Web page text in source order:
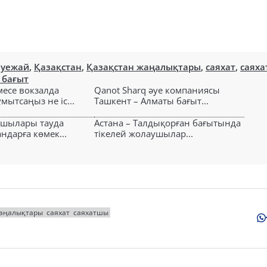
, Қазақстан, Қазақстан жаңалықтары, саяхат,
бағыт
вокзалда
не іс...
Qanot Sharq әуе компаниясы
Ташкент – Алматы бағыт...
тауда
көмек...
Астана – Талдықорған бағытында
тікелей жолаушылар...
саяхат саяхатшы